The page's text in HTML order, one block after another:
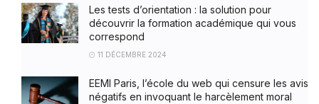
Les tests d’orientation : la solution pour
découvrir la formation académique qui vous
correspond
11 DÉCEMBRE 2024
EEMI Paris, l’école du web qui censure les avis
négatifs en invoquant le harcèlement moral